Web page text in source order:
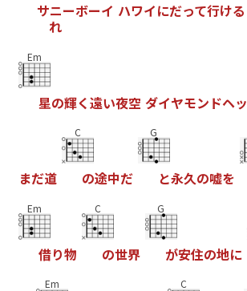
サニーボーイ ハワイにだって行ける
れ
Em
星の輝く遠い夜空 ダイヤモン ドヘッ
まだ道
C
の途中だ
G
と永久の嘘を
Em
借り物
C
の世界
G
が安住の地に
Em C